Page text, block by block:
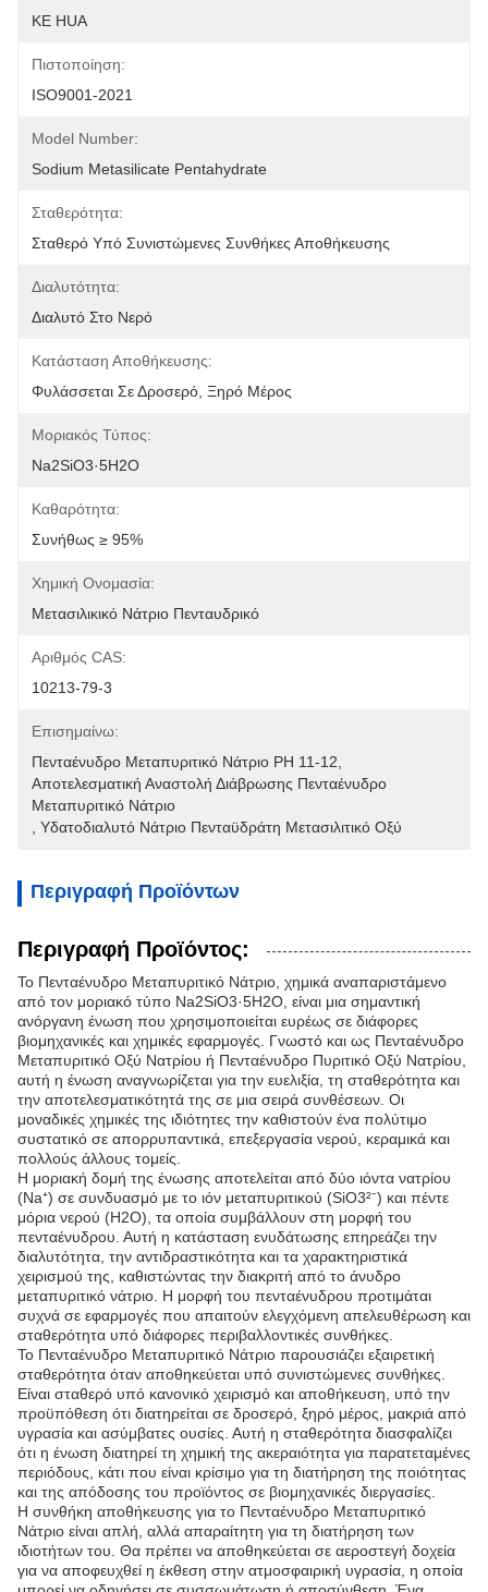
KE HUA
Πιστοποίηση:
ISO9001-2021
Model Number:
Sodium Metasilicate Pentahydrate
Σταθερότητα:
Σταθερό Υπό Συνιστώμενες Συνθήκες Αποθήκευσης
Διαλυτότητα:
Διαλυτό Στο Νερό
Κατάσταση Αποθήκευσης:
Φυλάσσεται Σε Δροσερό, Ξηρό Μέρος
Μοριακός Τύπος:
Na2SiO3·5H2O
Καθαρότητα:
Συνήθως ≥ 95%
Χημική Ονομασία:
Μετασιλικικό Νάτριο Πενταυδρικό
Αριθμός CAS:
10213-79-3
Επισημαίνω:
Πενταένυδρο Μεταπυριτικό Νάτριο PH 11-12
Αποτελεσματική Αναστολή Διάβρωσης Πενταένυδρο
Μεταπυριτικό Νάτριο
Υδατοδιαλυτό Νάτριο Πενταϋδράτη Μετασιλιτικό Οξύ
Περιγραφή Προϊόντων
Περιγραφή Προϊόντος:
Το Πενταένυδρο Μεταπυριτικό Νάτριο, χημικά αναπαριστάμενο
από τον μοριακό τύπο Na2SiO3·5H2O, είναι μια σημαντική
ανόργανη ένωση που χρησιμοποιείται ευρέως σε διάφορες
βιομηχανικές και χημικές εφαρμογές. Γνωστό και ως Πενταένυδρο
Μεταπυριτικό Οξύ Νατρίου ή Πενταένυδρο Πυριτικό Οξύ Νατρίου,
αυτή η ένωση αναγνωρίζεται για την ευελιξία, τη σταθερότητα και
την αποτελεσματικότητά της σε μια σειρά συνθέσεων. Οι
μοναδικές χημικές της ιδιότητες την καθιστούν ένα πολύτιμο
συστατικό σε απορρυπαντικά, επεξεργασία νερού, κεραμικά και
πολλούς άλλους τομείς.
Η μοριακή δομή της ένωσης αποτελείται από δύο ιόντα νατρίου
(Na⁺) σε συνδυασμό με το ιόν μεταπυριτικού (SiO3²⁻) και πέντε
μόρια νερού (H2O), τα οποία συμβάλλουν στη μορφή του
πενταένυδρου. Αυτή η κατάσταση ενυδάτωσης επηρεάζει την
διαλυτότητα, την αντιδραστικότητα και τα χαρακτηριστικά
χειρισμού της, καθιστώντας την διακριτή από το άνυδρο
μεταπυριτικό νάτριο. Η μορφή του πενταένυδρου προτιμάται
συχνά σε εφαρμογές που απαιτούν ελεγχόμενη απελευθέρωση και
σταθερότητα υπό διάφορες περιβαλλοντικές συνθήκες.
Το Πενταένυδρο Μεταπυριτικό Νάτριο παρουσιάζει εξαιρετική
σταθερότητα όταν αποθηκεύεται υπό συνιστώμενες συνθήκες.
Είναι σταθερό υπό κανονικό χειρισμό και αποθήκευση, υπό την
προϋπόθεση ότι διατηρείται σε δροσερό, ξηρό μέρος, μακριά από
υγρασία και ασύμβατες ουσίες. Αυτή η σταθερότητα διασφαλίζει
ότι η ένωση διατηρεί τη χημική της ακεραιότητα για παρατεταμένες
περιόδους, κάτι που είναι κρίσιμο για τη διατήρηση της ποιότητας
και της απόδοσης του προϊόντος σε βιομηχανικές διεργασίες.
Η συνθήκη αποθήκευσης για το Πενταένυδρο Μεταπυριτικό
Νάτριο είναι απλή, αλλά απαραίτητη για τη διατήρηση των
ιδιοτήτων του. Θα πρέπει να αποθηκεύεται σε αεροστεγή δοχεία
για να αποφευχθεί η έκθεση στην ατμοσφαιρική υγρασία, η οποία